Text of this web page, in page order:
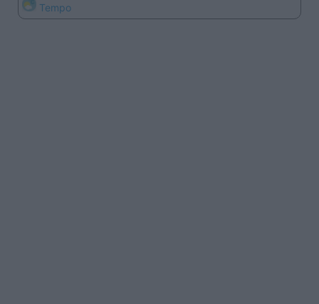
Tempo